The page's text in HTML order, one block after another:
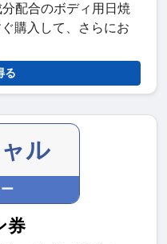
配合のボディ用日焼
購入して、さらにお
る
ル
券